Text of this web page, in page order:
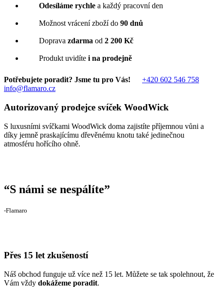
Odesíláme rychle a každý pracovní den
Možnost vrácení zboží do 90 dnů
Doprava zdarma od 2 200 Kč
Produkt uvidíte i na prodejně
Potřebujete poradit? Jsme tu pro Vás!
+420 602 546 758
info@flamaro.cz
Autorizovaný prodejce svíček WoodWick
S luxusními svíčkami WoodWick doma zajistíte příjemnou vůni a
díky jemně praskajícímu dřevěnému knotu také jedinečnou
atmosféru hořícího ohně.
“S námi se nespálíte”
‐Flamaro
Přes 15 let zkušeností
Náš obchod funguje už více než 15 let. Můžete se tak spolehnout, že
Vám vždy dokážeme poradit.